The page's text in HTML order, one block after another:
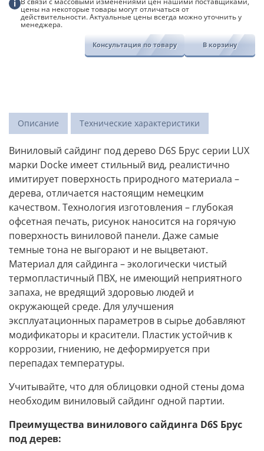
Docke
i
цены на некоторые товары могут отличаться от
действительности. Актуальные цены всегда можно уточнить у
менеджера.
Консультация по товару В корзину
Описание Технические характеристики
Виниловый сайдинг под дерево D6S Брус серии LUX
марки Docke имеет стильный вид, реалистично
имитирует поверхность природного материала –
дерева, отличается настоящим немецким
качеством. Технология изготовления – глубокая
офсетная печать, рисунок наносится на горячую
поверхность виниловой панели. Даже самые
темные тона не выгорают и не выцветают.
Материал для сайдинга – экологически чистый
термопластичный ПВХ, не имеющий неприятного
запаха, не вредящий здоровью людей и
окружающей среде. Для улучшения
эксплуатационных параметров в сырье добавляют
модификаторы и красители. Пластик устойчив к
коррозии, гниению, не деформируется при
перепадах температуры.
Учитывайте, что для облицовки одной стены дома
необходим виниловый сайдинг одной партии.
Преимущества винилового сайдинга D6S Брус
под дерев: